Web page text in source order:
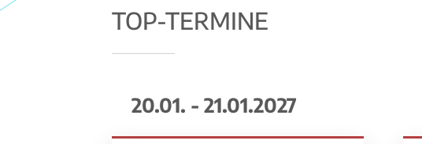
TOP-TERMINE
20.01. - 21.01.2027